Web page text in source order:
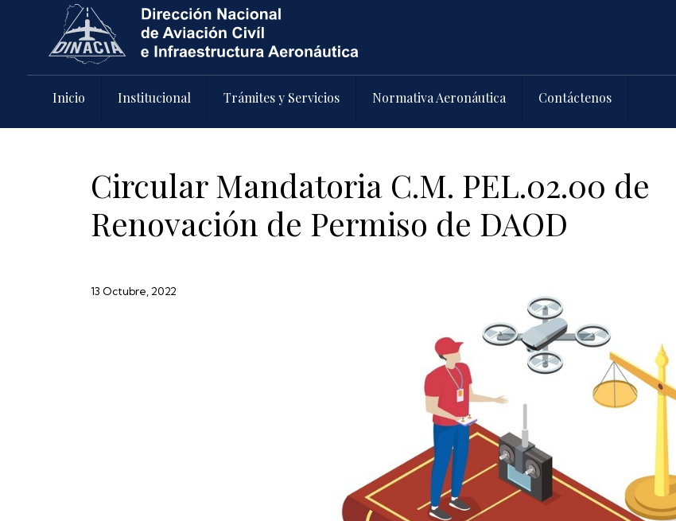
Pasar al contenido principal
Inicio Institucional Trámites y Servicios Normativa Aeronáutica Contáctenos
Circular Mandatoria C.M. PEL.02.00 de
Renovación de Permiso de DAOD
13 Octubre, 2022